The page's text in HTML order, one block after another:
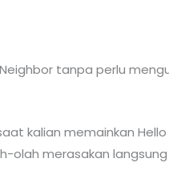
tanpa perlu
kalian memainkan
merasakan